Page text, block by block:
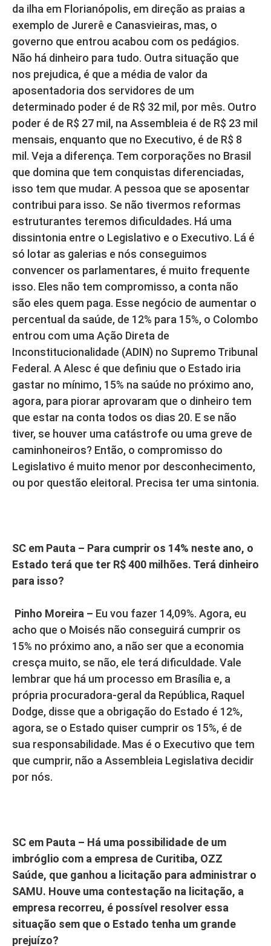
da ilha em Florianópolis, em direção as praias a
exemplo de Jurerê e Canasvieiras, mas, o
governo que entrou acabou com os pedágios.
Não há dinheiro para tudo. Outra situação que
nos prejudica, é que a média de valor da
aposentadoria dos servidores de um
determinado poder é de R$ 32 mil, por mês. Outro
poder é de R$ 27 mil, na Assembleia é de R$ 23 mil
mensais, enquanto que no Executivo, é de R$ 8
mil. Veja a diferença. Tem corporações no Brasil
que domina que tem conquistas diferenciadas,
isso tem que mudar. A pessoa que se aposentar
contribui para isso. Se não tivermos reformas
estruturantes teremos dificuldades. Há uma
dissintonia entre o Legislativo e o Executivo. Lá é
só lotar as galerias e nós conseguimos
convencer os parlamentares, é muito frequente
isso. Eles não tem compromisso, a conta não
são eles quem paga. Esse negócio de aumentar o
percentual da saúde, de 12% para 15%, o Colombo
entrou com uma Ação Direta de
Inconstitucionalidade (ADIN) no Supremo Tribunal
Federal. A Alesc é que definiu que o Estado iria
gastar no mínimo, 15% na saúde no próximo ano,
agora, para piorar aprovaram que o dinheiro tem
que estar na conta todos os dias 20. E se não
tiver, se houver uma catástrofe ou uma greve de
caminhoneiros? Então, o compromisso do
Legislativo é muito menor por desconhecimento,
ou por questão eleitoral. Precisa ter uma sintonia.
SC em Pauta – Para cumprir os 14% neste ano, o
Estado terá que ter R$ 400 milhões. Terá dinheiro
para isso?
Pinho Moreira – Eu vou fazer 14,09%. Agora, eu
acho que o Moisés não conseguirá cumprir os
15% no próximo ano, a não ser que a economia
cresça muito, se não, ele terá dificuldade. Vale
lembrar que há um processo em Brasília e, a
própria procuradora-geral da República, Raquel
Dodge, disse que a obrigação do Estado é 12%,
agora, se o Estado quiser cumprir os 15%, é de
sua responsabilidade. Mas é o Executivo que tem
que cumprir, não a Assembleia Legislativa decidir
por nós.
SC em Pauta – Há uma possibilidade de um
imbróglio com a empresa de Curitiba, OZZ
Saúde, que ganhou a licitação para administrar o
SAMU. Houve uma contestação na licitação, a
empresa recorreu, é possível resolver essa
situação sem que o Estado tenha um grande
prejuízo?